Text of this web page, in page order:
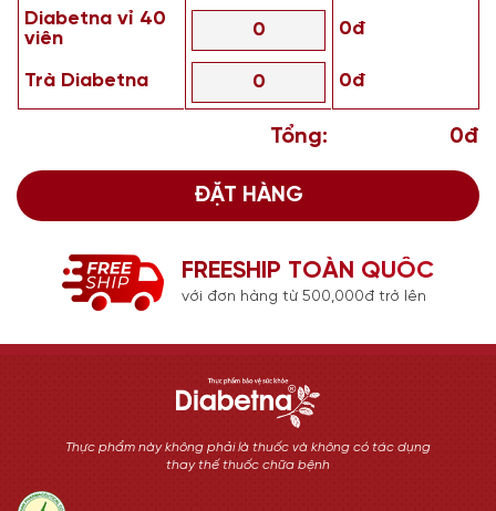
Diabetna vỉ 40
viên
Trà Diabetna
0đ
0đ
FREESHIP TOÀN QUỐC
với đơn hàng từ 500,000đ trở lên
Tổng: 0đ
ĐẶT HÀNG
Thực phẩm này không phải là thuốc và không có tác dụng
thay thế thuốc chữa bệnh